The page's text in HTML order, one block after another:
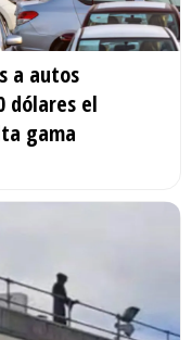
a autos
dólares el
gama